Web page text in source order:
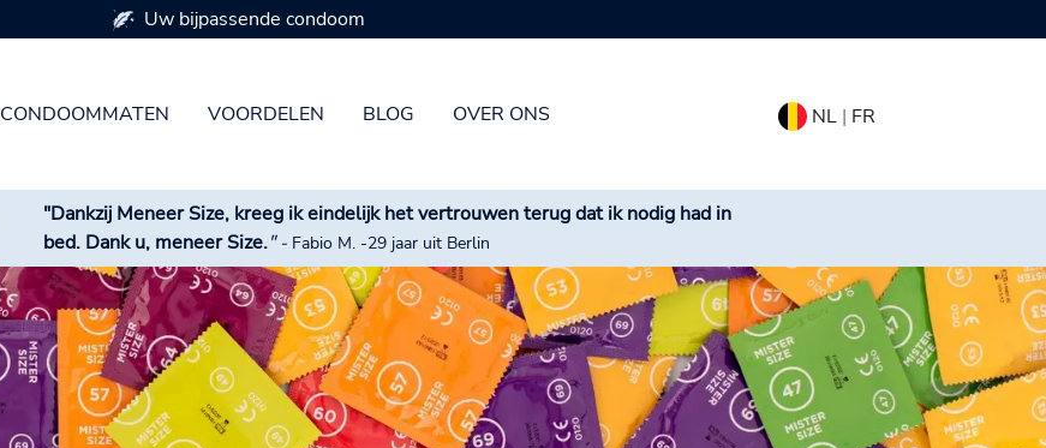
CONDOOMMATEN VOORDELEN BLOG OVER ONS NL | FR
Beschikbaar in 7 condoommaten
"Dankzij Meneer Size, kreeg ik eindelijk het vertrouwen terug dat ik nodig had in
bed. Dank u, meneer Size." - Fabio M. -29 jaar uit Berlin